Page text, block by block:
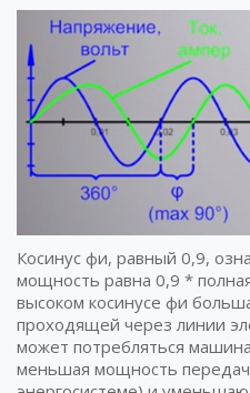
Косинус фи, равный 0,9,
мощность равна 0,9 *
высоком косинусе фи
проходящей через линии
может потребляться
меньшая мощность